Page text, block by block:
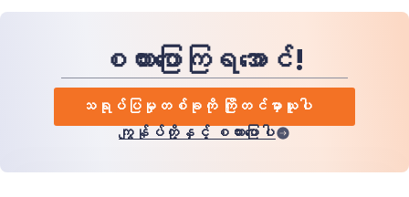
စကားပြောကြရအောင်!
သရုပ်ပြမှုတစ်ခုကို ကြိုတင်မှာယူပါ
ကျွန်ုပ်တို့နှင့် စကားပြောပါ